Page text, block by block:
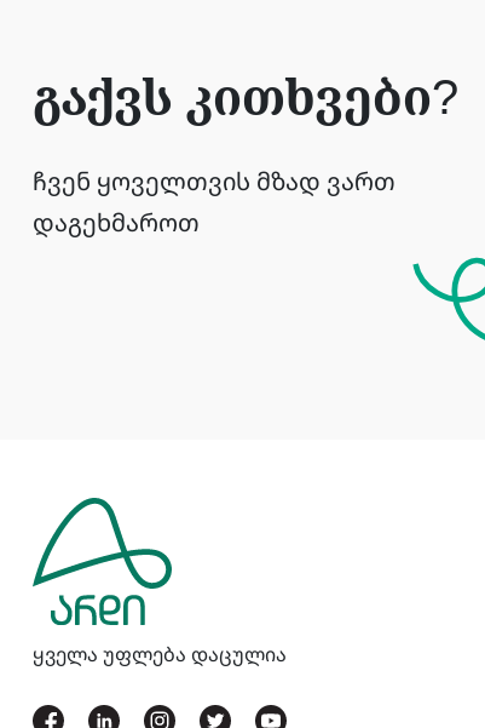
გაქვს კითხვები?
ჩვენ ყოველთვის მზად ვართ
დაგეხმაროთ
ყველა უფლება დაცულია